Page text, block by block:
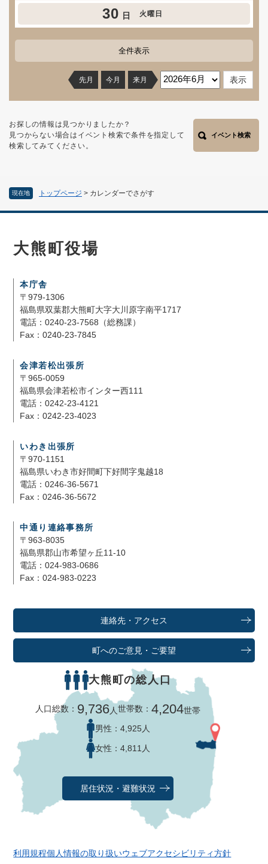
現在地 トップページ > カレンダーでさがす
30 日 火曜日
全件表示
先月 今月 来月
お探しの情報は見つかりましたか？
見つからない場合はイベント検索で条件を指定して
検索してみてください。
イベント検索
大熊町役場
本庁舎
〒979-1306
福島県双葉郡大熊町大字大川原字南平1717
電話：0240-23-7568（総務課）
Fax：0240-23-7845
会津若松出張所
〒965-0059
福島県会津若松市インター西111
電話：0242-23-4121
Fax：0242-23-4023
いわき出張所
〒970-1151
福島県いわき市好間町下好間字鬼越18
電話：0246-36-5671
Fax：0246-36-5672
中通り連絡事務所
〒963-8035
福島県郡山市希望ヶ丘11-10
電話：024-983-0686
Fax：024-983-0223
連絡先・アクセス
町へのご意見・ご要望
大熊町の総人口
人口総数： 9,736人世帯数：4,204世帯
男性： 4,925人
女性： 4,811人
居住状況・避難状況
利用規程個人情報の取り扱いウェブアクセシビリティ方針